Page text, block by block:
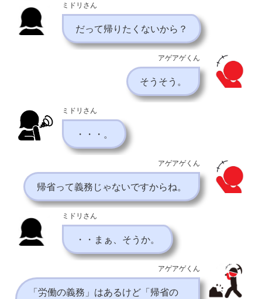
ミドリさん
だって帰りたくないから？
アゲアゲくん
そうそう。
ミドリさん
・・・。
アゲアゲくん
帰省って義務じゃないですからね。
ミドリさん
・・まぁ、そうか。
アゲアゲくん
「労働の義務」はあるけど「帰省の